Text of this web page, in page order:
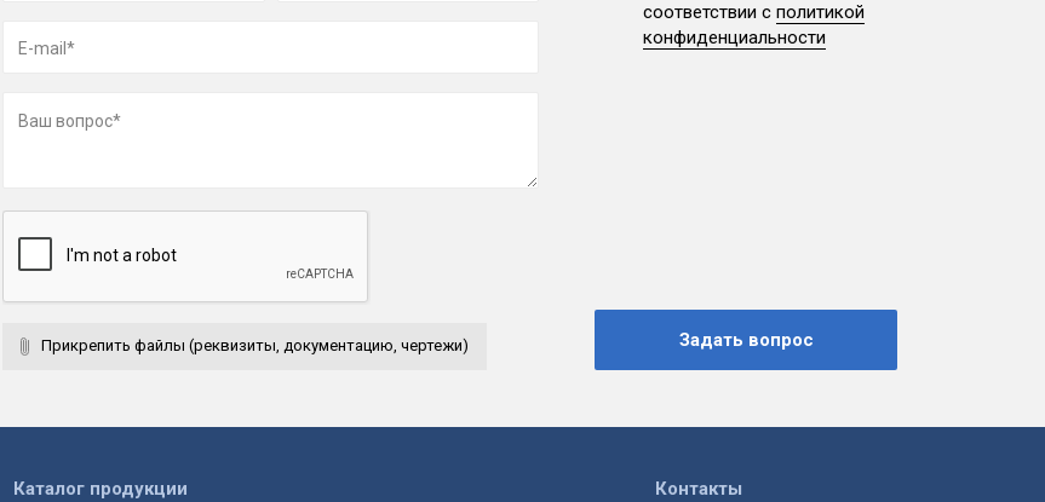
Прикрепить файлы (реквизиты, документацию, чертежи)
соответствии с политикой
конфиденциальности
Контакты
Каталог продукции